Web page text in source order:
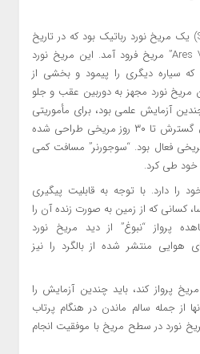
مریخ نورد “سوجورنر”(Sojourner) یک مریخ نورد رباتیک بود که در تاریخ
۴ ژوئیه ۱۹۹۷ در منطقه “Ares Vallis” مریخ فرود آمد. این مریخ نورد
که سیاره دیگری را پیمود و بخشی از
مریخ نورد مجهز به دوربین عقب و جلو
آزمایش علمی بود، برای مأموریتی
به مدت ۷ روز مریخی با احتمال گسترش تا ۳۰ روز مریخی طراحی شده
نهایت برای ۸۳ روز مریخی فعال بود. “سوجورنر” مسافت کمی
دارد. با توجه به قابلیت پیگیری
کسانی که از زمین به صورت زنده آن را
پرواز “نبوغ” از دید مریخ نورد
هوایی منتشر شده از بالگرد را نیز
پرواز کند، باید چندین آزمایش را
از جمله سالم ماندن در هنگام پرتاب
در سطح مریخ با موفقیت انجام